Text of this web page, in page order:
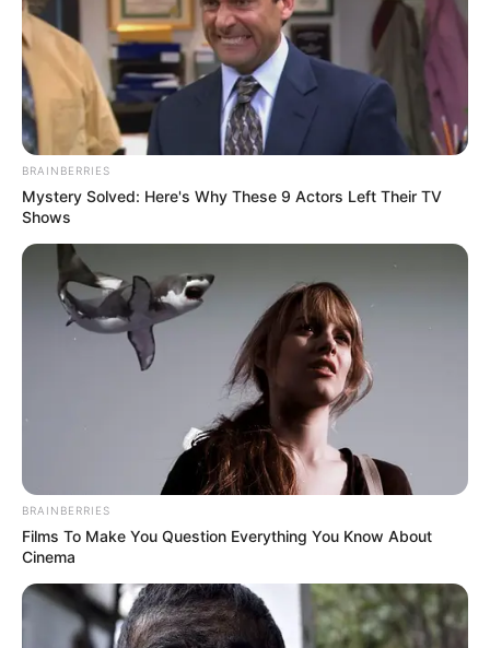
BRAINBERRIES
Mystery Solved: Here's Why These 9 Actors Left Their TV
Shows
BRAINBERRIES
Films To Make You Question Everything You Know About
Cinema